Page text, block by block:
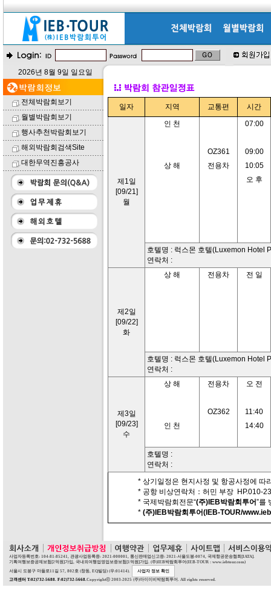
2026년 8월 9일 일요일
전체박람회보기
월별박람회보기
행사추천박람회보기
해외박람회검색Site
대한무역진흥공사
일자 지역 교통편 시간
제1일
[09/21]
월
인 천 07:00
OZ361
09:00
상 해
전용차
10:05
오 후
호텔명 : 럭스몬 호텔(Luxemon Hotel
연락처 :
제2일
[09/22]
화
상 해 전용차 전 일
호텔명 : 럭스몬 호텔(Luxemon Hotel
연락처 :
제3일
[09/23]
수
상 해 전용차 오 전
OZ362
11:40
인 천
14:40
호텔명 :
연락처 :
* 상기일정은 현지사정 및 항공사정에 따
* 공항 비상연락처：허민 부장 HP.010-
* 국제박람회전문“(주)IEB박람회투어”를
* (주)IEB박람회투어(IEB-TOUR/
사업자등록번호: 104-81-85241, 관광사업등록증: 2021-000001, 통신판매업신고증: 2021-서울도봉-0074, 국제항공운송협회[IATA].
기획여행보증공제보험[2억원]가입, 국내외여행업영업보증보험[1억원]가입. (주)IEB박람회투어(IEB-TOUR : www.iebtour.com)
서울시 도봉구 마들로11길 57, 802호 (창동, EQ빌딩) (우:01414).
사업자 정보 확인
고객센터 T:02)732-5688. F:02)732-5668.Copyrightⓒ 2003-2025 (주)아이이비박람회투어. All rights reserved.